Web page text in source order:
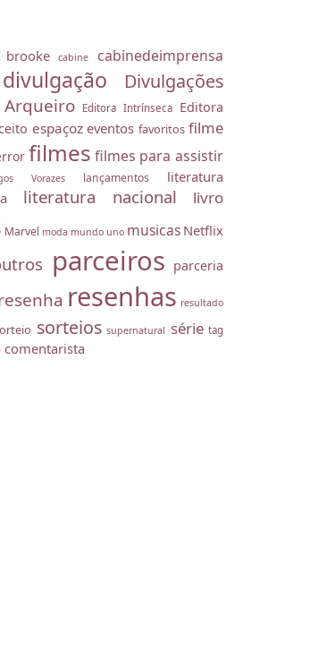
brooke cabine cabinedeimprensa
divulgação Divulgações
Editora Intrínseca Editora
espaçoz eventos favoritos filme
filmes filmes para assistir
Vorazes lançamentos
literatura
literatura nacional livro
Marvel moda mundo uno musicas Netflix
parceiros parceria
resenhas resultado
sorteios supernatural série tag
comentarista